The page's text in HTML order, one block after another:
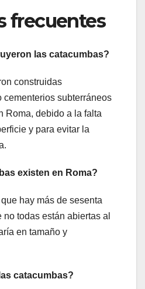
frecuentes
las catacumbas?
construidas
cementerios subterráneos
Roma, debido a la falta
y para evitar la
existen en Roma?
hay más de sesenta
todas están abiertas al
en tamaño y
catacumbas?